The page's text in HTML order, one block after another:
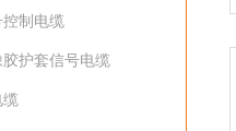
制电缆
护套信号电缆
缆